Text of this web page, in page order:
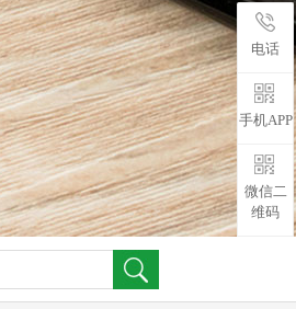
电话
手机APP
微信二
维码